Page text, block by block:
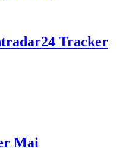
Tracker
Mai